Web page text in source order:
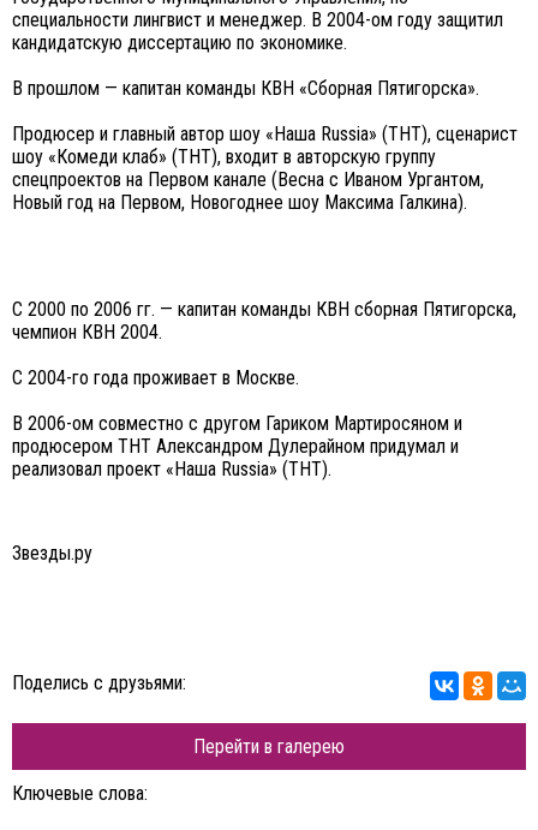
специальности лингвист и менеджер. В 2004-ом году защитил
кандидатскую диссертацию по экономике.
В прошлом — капитан команды КВН «Сборная Пятигорска».
Продюсер и главный автор шоу «Наша Russia» (ТНТ), сценарист
шоу «Комеди клаб» (ТНТ), входит в авторскую группу
спецпроектов на Первом канале (Весна с Иваном Ургантом,
Новый год на Первом, Новогоднее шоу Максима Галкина).
С 2000 по 2006 гг. — капитан команды КВН сборная Пятигорска,
чемпион КВН 2004.
С 2004-го года проживает в Москве.
В 2006-ом совместно с другом Гариком Мартиросяном и
продюсером ТНТ Александром Дулерайном придумал и
реализовал проект «Наша Russia» (ТНТ).
Звезды.ру
Поделись с друзьями:
Перейти в галерею
Ключевые слова: